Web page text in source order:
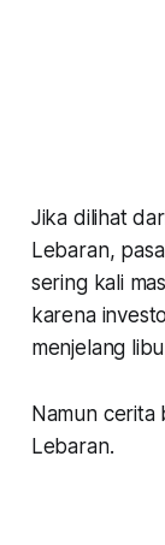
Jika dilihat
Lebaran,
sering kali
karena
menjelang
Namun cerita
Lebaran.